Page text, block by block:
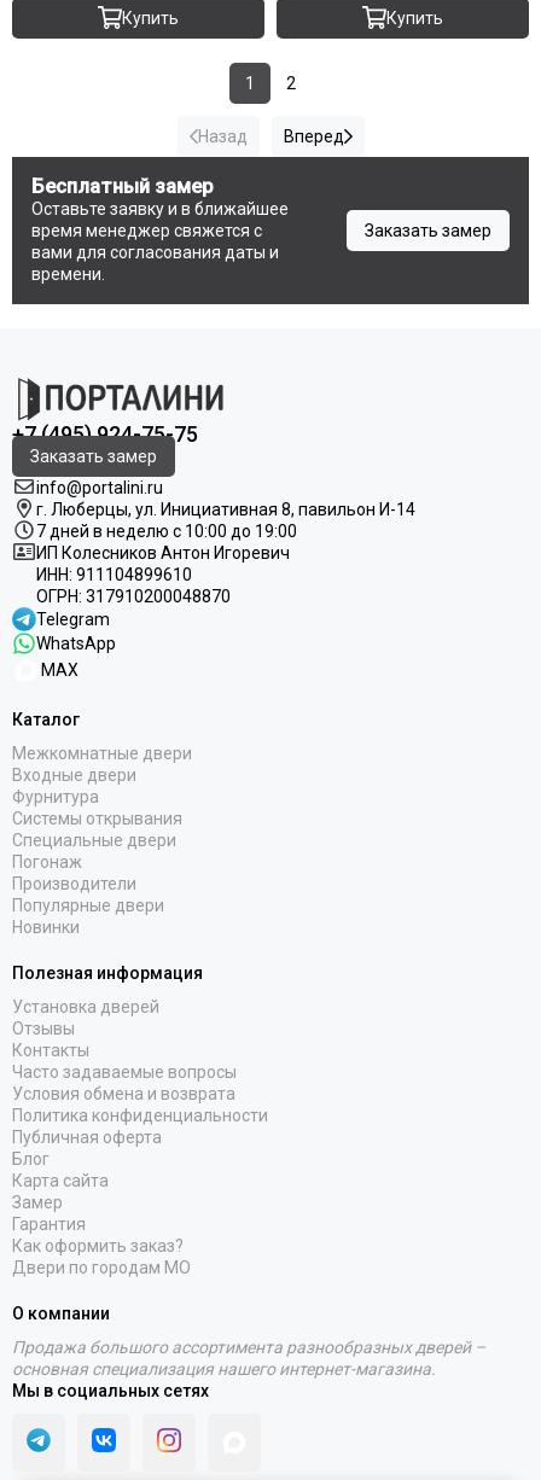
Купить Купить
Назад
1 2
Вперед
Бесплатный замер
Оставьте заявку и в ближайшее
время менеджер свяжется с
вами для согласования даты и
времени.
Заказать замер
+7 (495) 924-75-75
Заказать замер
info@portalini.ru
г. Люберцы, ул. Инициативная 8, павильон И-14
7 дней в неделю с 10:00 до 19:00
ИП Колесников Антон Игоревич
ИНН: 911104899610
ОГРН: 317910200048870
Telegram
WhatsApp
MAX
Каталог
Межкомнатные двери
Входные двери
Фурнитура
Системы открывания
Специальные двери
Погонаж
Производители
Популярные двери
Новинки
Полезная информация
Установка дверей
Отзывы
Контакты
Часто задаваемые вопросы
Условия обмена и возврата
Политика конфиденциальности
Публичная оферта
Блог
Карта сайта
Замер
Гарантия
Как оформить заказ?
Двери по городам МО
О компании
Продажа большого ассортимента разнообразных дверей –
основная специализация нашего интернет-магазина.
Мы в социальных сетях